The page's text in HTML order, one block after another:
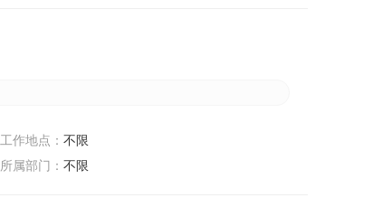
工作地点：不限
所属部门：不限